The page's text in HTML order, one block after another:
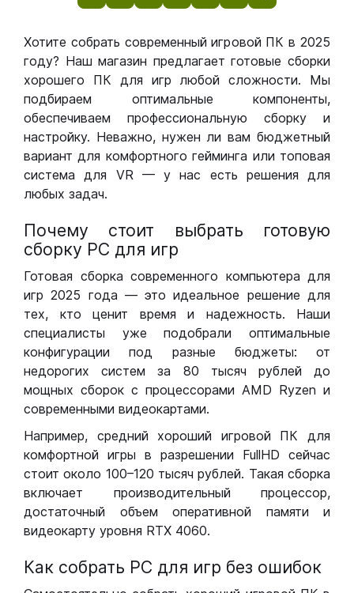
Хотите собрать современный игровой ПК в 2025
году? Наш магазин предлагает готовые сборки
хорошего ПК для игр любой сложности. Мы
подбираем оптимальные компоненты,
обеспечиваем профессиональную сборку и
настройку. Неважно, нужен ли вам бюджетный
вариант для комфортного гейминга или топовая
система для VR — у нас есть решения для
любых задач.
Почему стоит выбрать готовую
сборку РС для игр
Готовая сборка современного компьютера для
игр 2025 года — это идеальное решение для
тех, кто ценит время и надежность. Наши
специалисты уже подобрали оптимальные
конфигурации под разные бюджеты: от
недорогих систем за 80 тысяч рублей до
мощных сборок с процессорами AMD Ryzen и
современными видеокартами.
Например, средний хороший игровой ПК для
комфортной игры в разрешении FullHD сейчас
стоит около 100–120 тысяч рублей. Такая сборка
включает производительный процессор,
достаточный объем оперативной памяти и
видеокарту уровня RTX 4060.
Как собрать РС для игр без ошибок